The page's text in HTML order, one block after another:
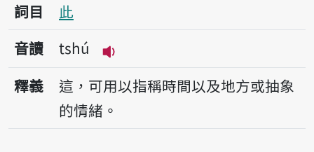
詞目
此
音讀
tshú
播放音讀tshú
釋義
這，可用以指稱時間以及地方或抽象
的情緒。